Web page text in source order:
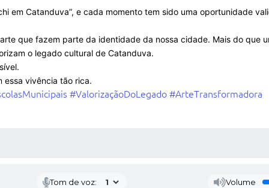
em Catanduva”, e cada momento tem sido uma oportunidade
que fazem parte da identidade da nossa cidade. Mais do que
o legado cultural de Catanduva.
essa vivência tão rica.
#ValorizaçãoDoLegado #ArteTransformadora
Tom de voz: Volume